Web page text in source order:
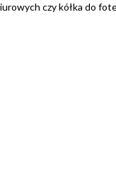
czy kółka do